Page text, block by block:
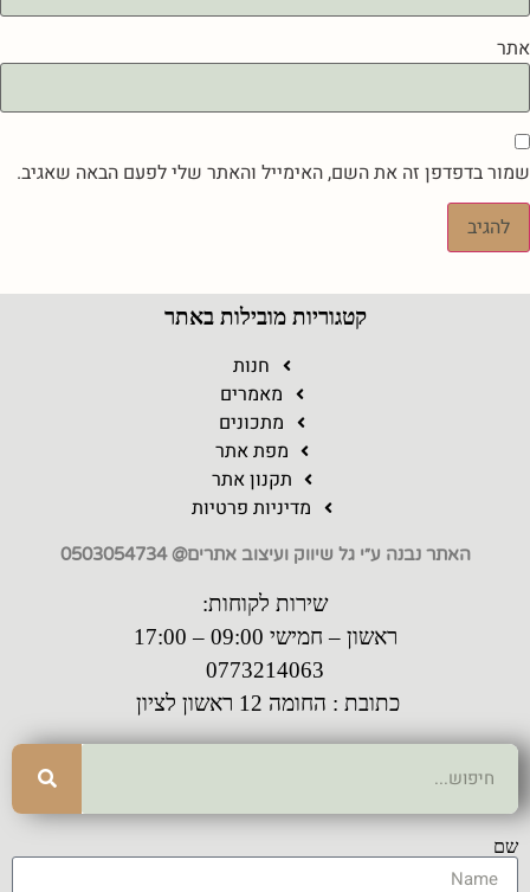
אתר
שמור בדפדפן זה את השם, האימייל והאתר שלי לפעם הבאה שאגיב.
קטגוריות מובילות באתר
חנות
מאמרים
מתכונים
מפת אתר
תקנון אתר
מדיניות פרטיות
האתר נבנה ע״י גל שיווק ועיצוב אתרים@ 0503054734
שירות לקוחות:
ראשון – חמישי 09:00 – 17:00
0773214063
כתובת : החומה 12 ראשון לציון
שם